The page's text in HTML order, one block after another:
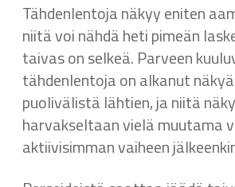
Tähdenlentoja näkyy eniten
niitä voi nähdä heti pimeän
taivas on selkeä. Parveen
tähdenlentoja on alkanut
puolivälistä lähtien, ja niitä
harvakseltaan vielä muutama
aktiivisimman vaiheen